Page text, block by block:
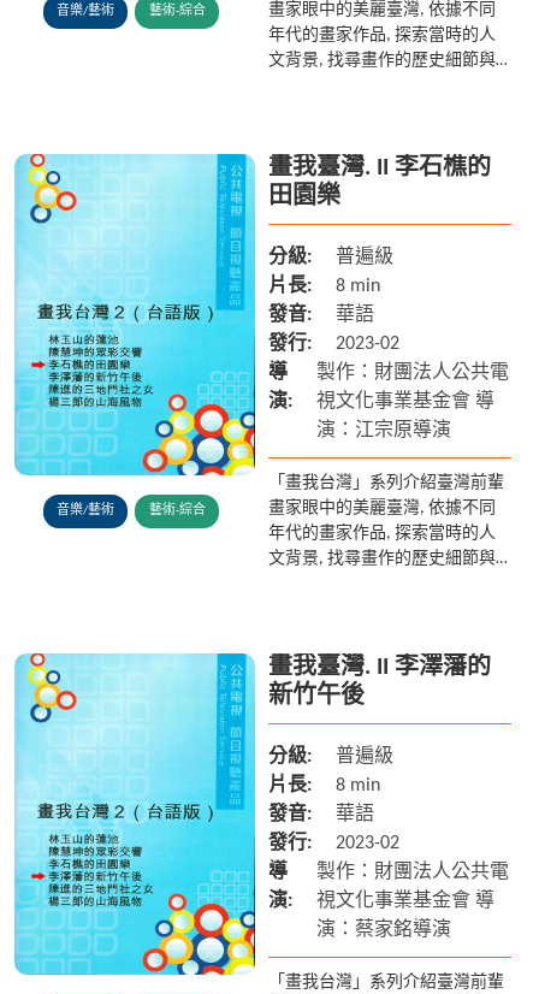
音樂/藝術 藝術-綜合
畫家眼中的美麗臺灣, 依據不同
年代的畫家作品, 探索當時的人
文背景, 找尋畫作的歷史細節與
音樂/藝術 藝術-綜合
畫我臺灣. II 李石樵的
田園樂
分級:
普遍級
片長:
8 min
發音:
華語
發行:
2023-02
導
演:
製作：財團法人公共電
視文化事業基金會 導
演：江宗原導演
「畫我台灣」系列介紹臺灣前輩
畫家眼中的美麗臺灣, 依據不同
年代的畫家作品, 探索當時的人
文背景, 找尋畫作的歷史細節與
畫我臺灣. II 李澤藩的
新竹午後
分級:
普遍級
片長:
8 min
發音:
華語
發行:
2023-02
導
演:
製作：財團法人公共電
視文化事業基金會 導
演：蔡家銘導演
「畫我台灣」系列介紹臺灣前輩